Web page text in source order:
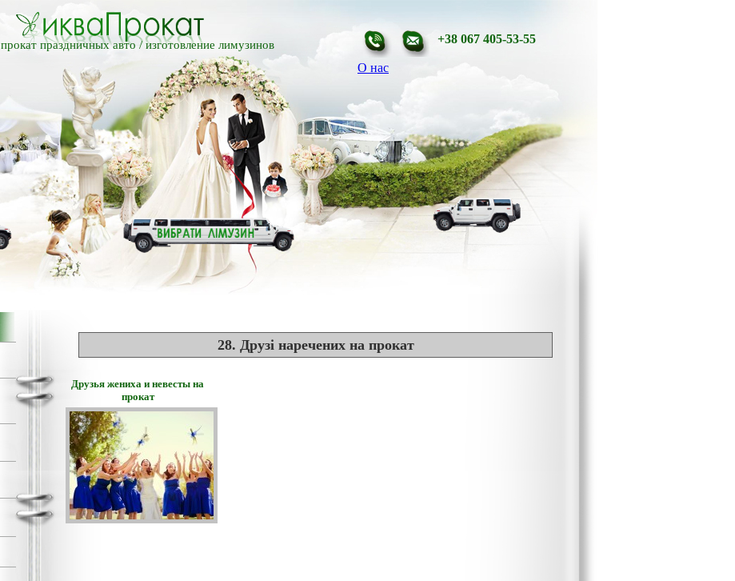
прокат праздничных авто /изготовление лимузинов
О нас
+38 067 405-53-55
28. Друзі наречених на прокат
Друзья жениха и невесты на
прокат